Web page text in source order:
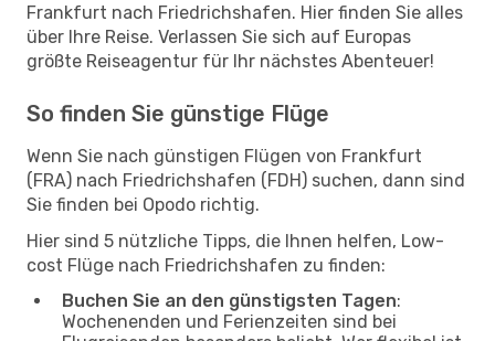
Frankfurt nach Friedrichshafen. Hier finden Sie alles
über Ihre Reise. Verlassen Sie sich auf Europas
größte Reiseagentur für Ihr nächstes Abenteuer!
So finden Sie günstige Flüge
Wenn Sie nach günstigen Flügen von Frankfurt
(FRA) nach Friedrichshafen (FDH) suchen, dann sind
Sie finden bei Opodo richtig.
Hier sind 5 nützliche Tipps, die Ihnen helfen, Low-
cost Flüge nach Friedrichshafen zu finden:
Buchen Sie an den günstigsten Tagen:
Wochenenden und Ferienzeiten sind bei